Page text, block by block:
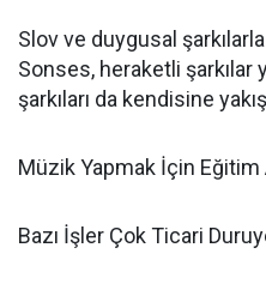
Slov ve duygusal
Sonses, heraketli şarkılar
şarkıları da kendisine
Müzik Yapmak İçin Eğitim
Bazı İşler Çok Ticari